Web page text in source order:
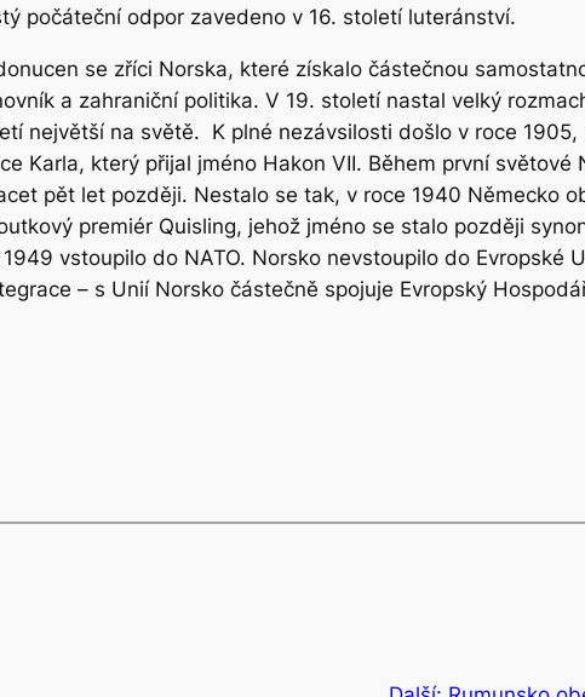
počáteční odpor zavedeno v 16. století luteránství.
se zříci Norska, které získalo částečnou
a zahraniční politika. V 19. století nastal velký
největší na světě. K plné nezávsilosti došlo v roce 1905,
Karla, který přijal jméno Hakon VII. Během první světové
pět let později. Nestalo se tak, v roce 1940 Německo
premiér Quisling, jehož jméno se stalo později
vstoupilo do NATO. Norsko nevstoupilo do Evropské
– s Unií Norsko částečně spojuje Evropský